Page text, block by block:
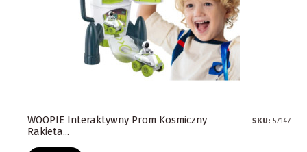
WOOPIE Interaktywny Prom Kosmiczny
Rakieta...
SKU: 57147